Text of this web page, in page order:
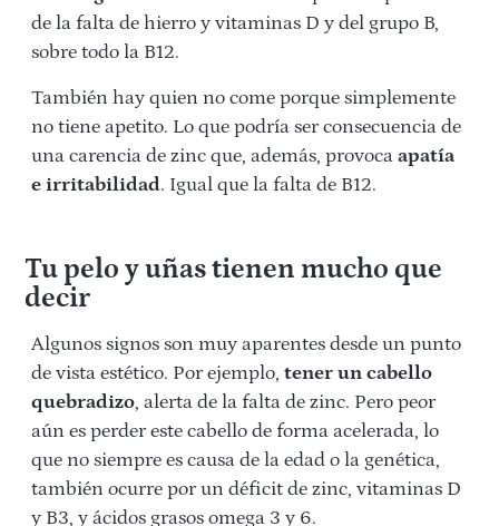
de la falta de hierro y vitaminas D y del grupo B,
sobre todo la B12.
También hay quien no come porque simplemente
no tiene apetito. Lo que podría ser consecuencia de
una carencia de zinc que, además, provoca apatía
e irritabilidad. Igual que la falta de B12.
Tu pelo y uñas tienen mucho que
decir
Algunos signos son muy aparentes desde un punto
de vista estético. Por ejemplo, tener un cabello
quebradizo, alerta de la falta de zinc. Pero peor
aún es perder este cabello de forma acelerada, lo
que no siempre es causa de la edad o la genética,
también ocurre por un déficit de zinc, vitaminas D
y B3, y ácidos grasos omega 3 y 6.